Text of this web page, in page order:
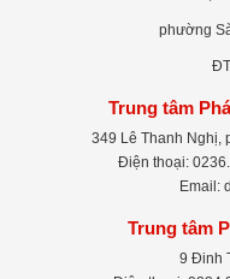
phường
Trung tâm
349 Lê Thanh Nghị,
Điện thoại:
Email:
Trung tâm
9 Đinh